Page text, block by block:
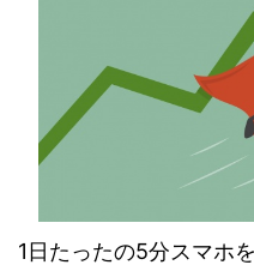
1日たったの5分スマホ